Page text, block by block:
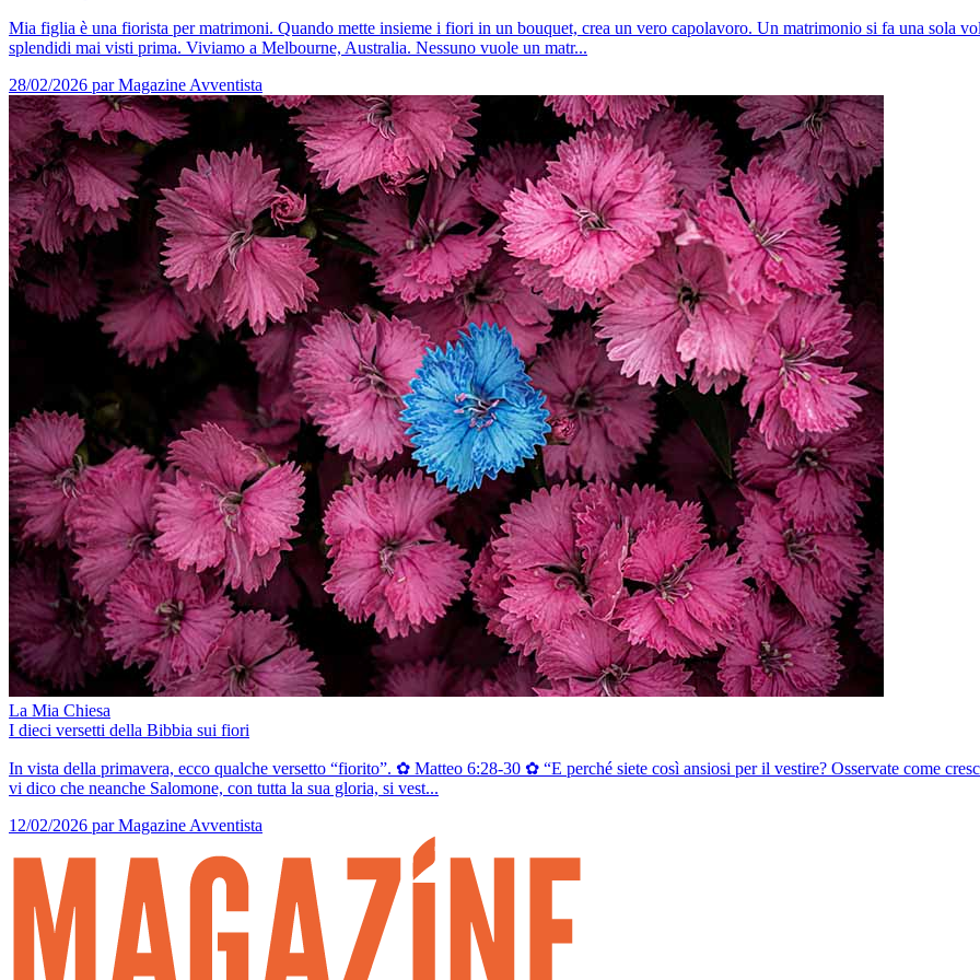
Mia figlia è una fiorista per matrimoni. Quando mette insieme i fiori in un bouquet, crea un vero capolavoro. Un matrimonio si fa una sola
splendidi mai visti prima. Viviamo a Melbourne, Australia. Nessuno vuole un matr...
28/02/2026 par Magazine Avventista
La Mia Chiesa
I dieci versetti della Bibbia sui fiori
In vista della primavera, ecco qualche versetto “fiorito”. ✿ Matteo 6:28-30 ✿ “E perché siete così ansiosi per il vestire? Osservate come
vi dico che neanche Salomone, con tutta la sua gloria, si vest...
12/02/2026 par Magazine Avventista